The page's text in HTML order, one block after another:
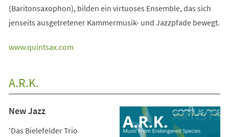
(Baritonsaxophon), bilden ein virtuoses Ensemble, das sich
jenseits ausgetretener Kammermusik- und Jazzpfade bewegt.
www.quintsax.com
(Öffnet
neuen
A.R.K.
New Jazz
'Das Bielefelder Trio